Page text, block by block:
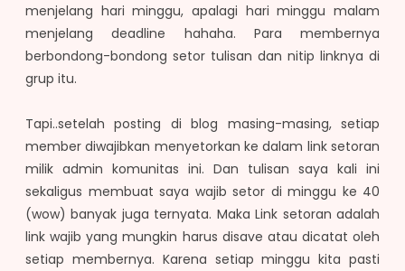
menjelang hari minggu, apalagi hari minggu malam
menjelang deadline hahaha. Para membernya
berbondong-bondong setor tulisan dan nitip linknya di
grup itu.
Tapi..setelah posting di blog masing-masing, setiap
member diwajibkan menyetorkan ke dalam link setoran
milik admin komunitas ini. Dan tulisan saya kali ini
sekaligus membuat saya wajib setor di minggu ke 40
(wow) banyak juga ternyata. Maka Link setoran adalah
link wajib yang mungkin harus disave atau dicatat oleh
setiap membernya. Karena setiap minggu kita pasti